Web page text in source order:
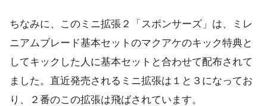
ちなみに、このミニ拡張２「スポンサーズ」は、ミレ
ニアムブレード基本セットのマクアケのキック特典と
してキックした人に基本セットと合わせて配布されて
ました。直近発売されるミニ拡張は１と３になってお
り、２番のこの拡張は飛ばされています。